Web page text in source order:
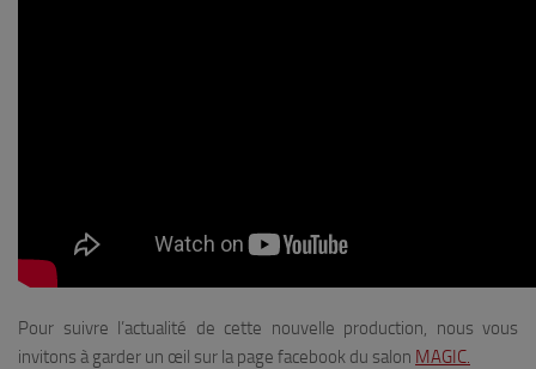
Pour suivre l’actualité de cette nouvelle production, nous vous
invitons à garder un œil sur la page facebook du salon MAGIC.